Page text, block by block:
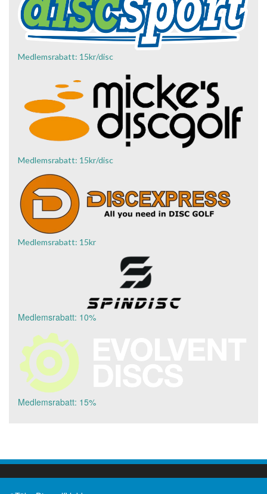
Medlemsrabatt: 15kr/disc
Medlemsrabatt: 15kr/disc
Medlemsrabatt: 15kr
Medlemsrabatt: 10%
Medlemsrabatt: 15%